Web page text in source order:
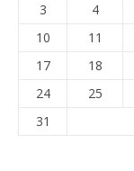
3
4
10
11
17
18
24
25
31